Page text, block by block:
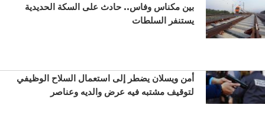
بين مكناس وفاس.. حادث على السكة الحديدية
يستنفر السلطات
أمن ويسلان يضطر إلى استعمال السلاح الوظيفي
لتوقيف مشتبه فيه عرض والديه وعناصر